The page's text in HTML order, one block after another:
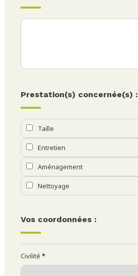
Prestation(s) concernée(s) :
Taille
Entretien
Aménagement
Nettoyage
Vos coordonnées :
Civilité *